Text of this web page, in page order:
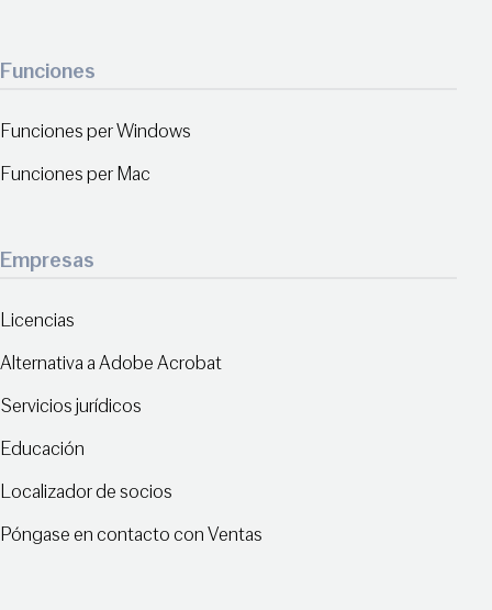
Funciones
Funciones per Windows
Funciones per Mac
Empresas
Licencias
Alternativa a Adobe Acrobat
Servicios jurídicos
Educación
Localizador de socios
Póngase en contacto con Ventas